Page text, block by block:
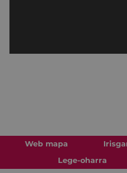
Web mapa
Lege-oharra